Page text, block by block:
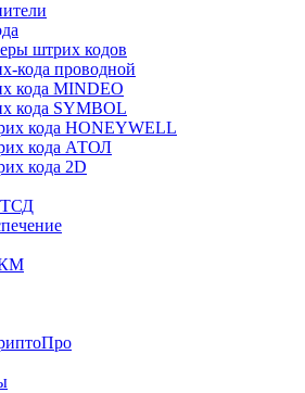
штрих кодов
кода проводной
кода MINDEO
кода SYMBOL
кода HONEYWELL
кода АТОЛ
кода 2D